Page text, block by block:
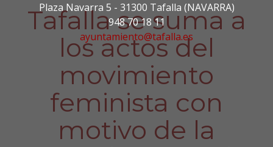
Plaza Navarra 5 - 31300 Tafalla (NAVARRA)
948 70 18 11
ayuntamiento@tafalla.es
Tafalla se suma a
los actos del
movimiento
feminista con
motivo de la